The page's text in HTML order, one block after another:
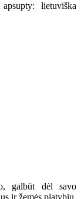
galbūt dėl savo
ir žemės platybių.